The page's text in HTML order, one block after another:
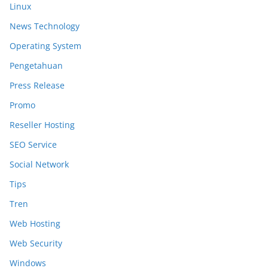
Linux
News Technology
Operating System
Pengetahuan
Press Release
Promo
Reseller Hosting
SEO Service
Social Network
Tips
Tren
Web Hosting
Web Security
Windows